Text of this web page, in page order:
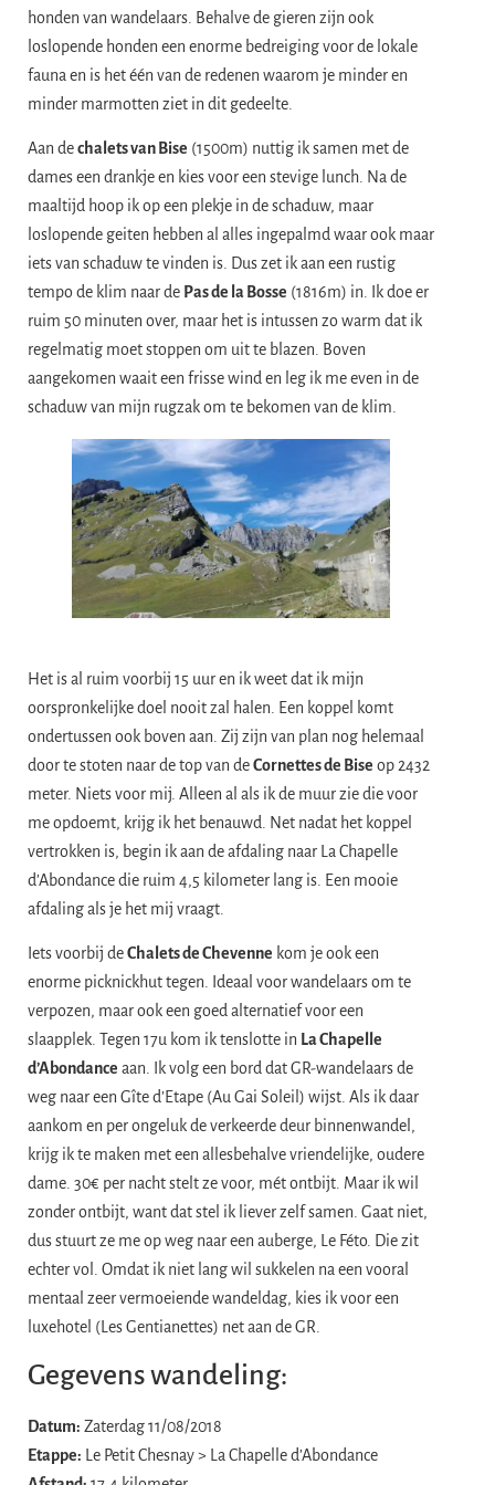
honden van wandelaars. Behalve de gieren zijn ook
loslopende honden een enorme bedreiging voor de lokale
fauna en is het één van de redenen waarom je minder en
minder marmotten ziet in dit gedeelte.
Aan dechalets van Bise (1500m) nuttig ik samen met de
dames een drankje en kies voor een stevige lunch. Na de
maaltijd hoop ik op een plekje in de schaduw, maar
loslopende geiten hebben al alles ingepalmd waar ook maar
iets van schaduw te vinden is. Dus zet ik aan een rustig
tempo de klim naar de Pas de la Bosse (1816m) in. Ik doe er
ruim 50 minuten over, maar het is intussen zo warm dat ik
regelmatig moet stoppen om uit te blazen. Boven
aangekomen waait een frisse wind en leg ik me even in de
schaduw van mijn rugzak om te bekomen van de klim.
Het is al ruim voorbij 15 uur en ik weet dat ik mijn
oorspronkelijke doel nooit zal halen. Een koppel komt
ondertussen ook boven aan. Zij zijn van plan nog helemaal
door te stoten naar de top van deCornettes de Bise op 2432
meter. Niets voor mij. Alleen al als ik de muur zie die voor
me opdoemt, krijg ik het benauwd. Net nadat het koppel
vertrokken is, begin ik aan de afdaling naar La Chapelle
d’Abondance die ruim 4,5 kilometer lang is. Een mooie
afdaling als je het mij vraagt.
​Iets voorbij deChalets de Chevenne kom je ook een
enorme picknickhut tegen. Ideaal voor wandelaars om te
verpozen, maar ook een goed alternatief voor een
slaapplek. Tegen 17u kom ik tenslotte in La Chapelle
d’Abondance aan. Ik volg een bord dat GR-wandelaars de
weg naar een Gîte d’Etape (Au Gai Soleil) wijst. Als ik daar
aankom en per ongeluk de verkeerde deur binnenwandel,
krijg ik te maken met een allesbehalve vriendelijke, oudere
dame. 30€ per nacht stelt ze voor, mét ontbijt. Maar ik wil
zonder ontbijt, want dat stel ik liever zelf samen. Gaat niet,
dus stuurt ze me op weg naar een auberge, Le Féto. Die zit
echter vol. Omdat ik niet lang wil sukkelen na een vooral
mentaal zeer vermoeiende wandeldag, kies ik voor een
luxehotel (Les Gentianettes) net aan de GR.
Gegevens wandeling:
Datum: Zaterdag 11/08/2018
Etappe: Le Petit Chesnay > La Chapelle d’Abondance